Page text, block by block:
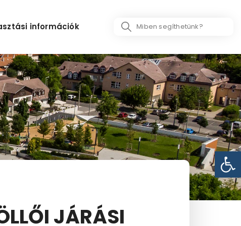
információk
Search
JÁRÁSI